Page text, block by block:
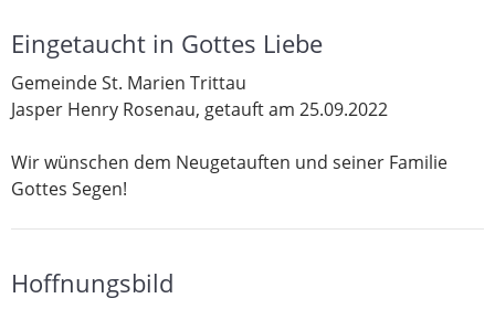
Eingetaucht in Gottes Liebe
Gemeinde St. Marien Trittau
Jasper Henry Rosenau, getauft am 25.09.2022
Wir wünschen dem Neugetauften und seiner Familie
Gottes Segen!
Hoffnungsbild